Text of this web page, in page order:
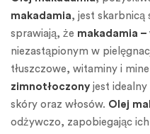
makadamia, jest skarbnicą
sprawiają, że makadamia –
niezastąpionym w
tłuszczowe, witaminy i
zimnotłoczony jest idealny
skóry oraz włosów. Olej
odżywczo, zapobiegając